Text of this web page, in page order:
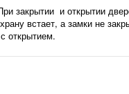
закрытии и открытии
встает, а замки не
открытием.